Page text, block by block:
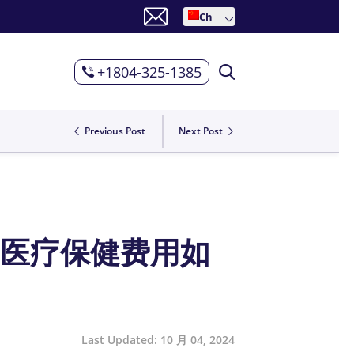
Ch
+1804-325-1385
Previous Post Next Post
疗保健费用如
Last Updated: 10 月 04, 2024